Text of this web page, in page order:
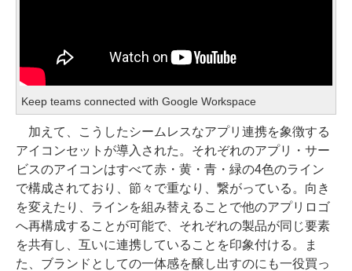
Keep teams connected with Google Workspace
加えて、こうしたシームレスなアプリ連携を象徴する
アイコンセットが導入された。それぞれのアプリ・サー
ビスのアイコンはすべて赤・黄・青・緑の4色のライン
で構成されており、節々で重なり、繋がっている。向き
を変えたり、ラインを組み替えることで他のアプリロゴ
へ再構成することが可能で、それぞれの製品が同じ要素
を共有し、互いに連携していることを印象付ける。ま
た、ブランドとしての一体感を醸し出すのにも一役買っ